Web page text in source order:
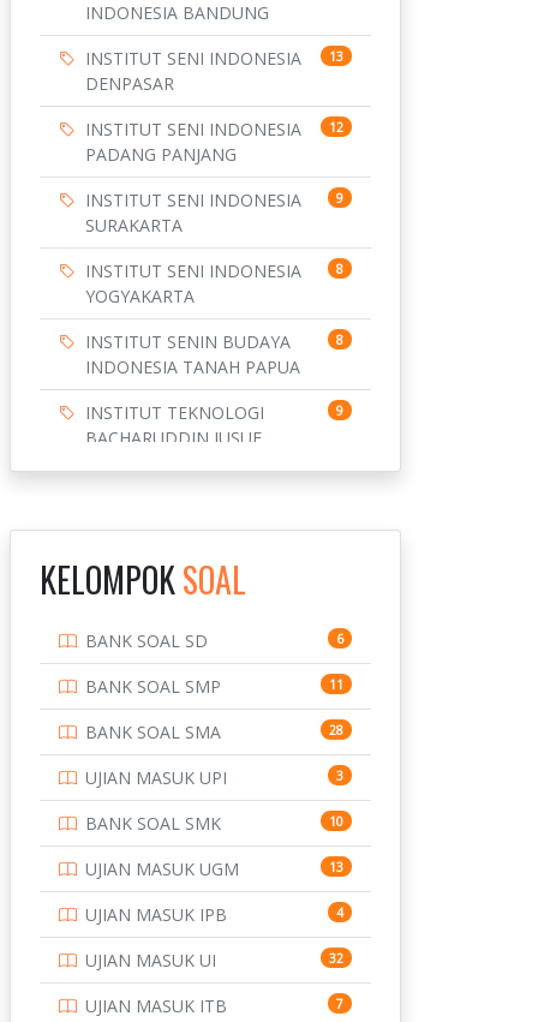
INDONESIA BANDUNG
INSTITUT SENI INDONESIA
DENPASAR
13
INSTITUT SENI INDONESIA
PADANG PANJANG
12
INSTITUT SENI INDONESIA
SURAKARTA
9
INSTITUT SENI INDONESIA
YOGYAKARTA
8
INSTITUT SENIN BUDAYA
INDONESIA TANAH PAPUA
8
INSTITUT TEKNOLOGI
BACHARUDDIN JUSUF
9
BANDUNG
INSTITUT TEKNOLOGI
INSTITUT TEKNOLOGI
SEPULUH NOVEMBER
10
INSTITUT TEKNOLOGI
SUMATERA
9
IPDN / STPDN 148
PENDIDIKAN 943
PERBANKAN 3
POLRI 169
POLTEK SSN 7
4
KELOMPOKSOAL
BANK SOAL SD 6
BANK SOAL SMP 11
BANK SOAL SMA 28
UJIAN MASUK UPI 3
BANK SOAL SMK 10
UJIAN MASUK UGM 13
UJIAN MASUK IPB 4
UJIAN MASUK UI 32
UJIAN MASUK ITB 7